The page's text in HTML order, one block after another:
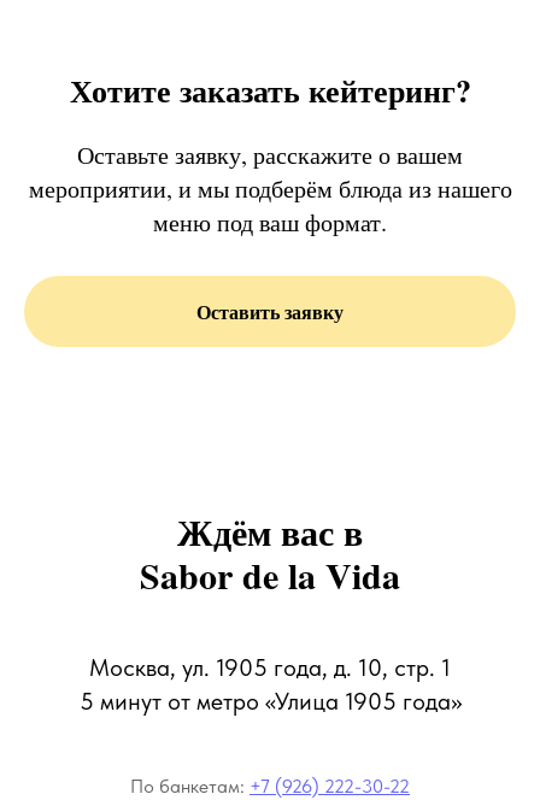
Хотите заказать кейтеринг?
Оставьте заявку, расскажите о вашем
мероприятии, и мы подберём блюда из нашего
меню под ваш формат.
Оставить заявку
Ждём вас в
Sabor de la Vida
Москва, ул. 1905 года, д. 10, стр. 1
5 минут от метро «Улица 1905 года»
По банкетам: +7 (926) 222-30-22